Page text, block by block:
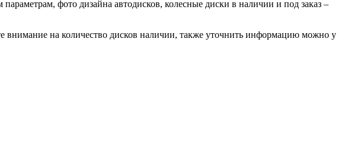
фото дизайна автодисков, колесные диски в наличии и под заказ –
на количество дисков наличии, также уточнить информацию можно у